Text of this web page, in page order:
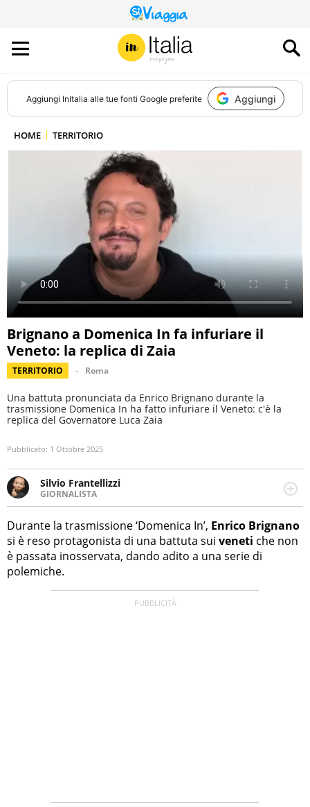
QUESTO
SITO
CONTRIBUISCE
ALL’AUDIENCE
DI
Aggiungi InItalia alle tue fonti Google preferite Aggiungi
HOME TERRITORIO
Brignano a Domenica In fa infuriare il
Veneto: la replica di Zaia
TERRITORIO Roma
Una battuta pronunciata da Enrico Brignano durante la
trasmissione Domenica In ha fatto infuriare il Veneto: c'è la
replica del Governatore Luca Zaia
Pubblicato: 1 Ottobre 2025
Silvio Frantellizzi
GIORNALISTA
Giornalista pubblicista. Da oltre dieci anni si occupa di
informazione sul web, scrivendo di sport, attualità,
cronaca, motori, spettacolo e videogame.
Durante la trasmissione ‘Domenica In’, Enrico Brignano
si è reso protagonista di una battuta sui veneti che non
è passata inosservata, dando adito a una serie di
polemiche.